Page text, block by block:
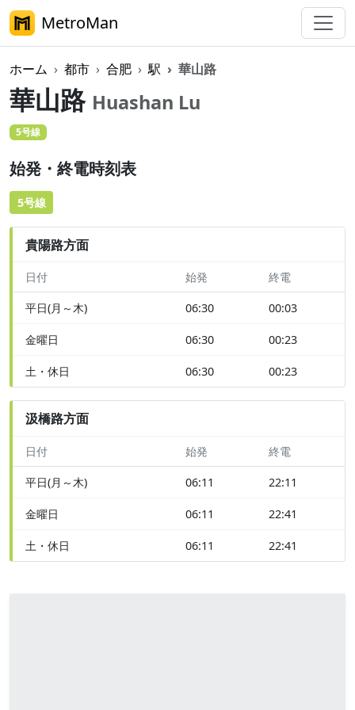
MetroMan
ホーム 都市 合肥 駅 華山路
華山路 Huashan Lu
5号線
始発・終電時刻表
5号線
貴陽路方面
日付 始発 終電
平日(月～木) 06:30 00:03
金曜日 06:30 00:23
土・休日 06:30 00:23
汲橋路方面
日付 始発 終電
平日(月～木) 06:11 22:11
金曜日 06:11 22:41
土・休日 06:11 22:41